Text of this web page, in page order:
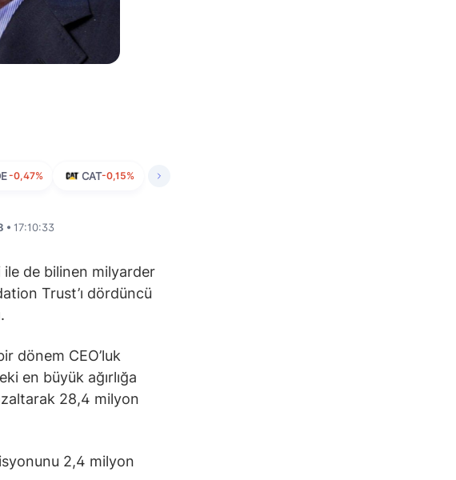
-0,47% CAT-0,15%
• 17:10:33
ile de bilinen milyarder
Trust’ı dördüncü
dönem CEO’luk
en büyük ağırlığa
28,4 milyon
2,4 milyon